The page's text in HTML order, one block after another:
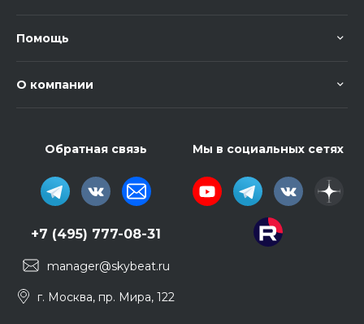
Помощь
О компании
Обратная связь
+7 (495) 777-08-31
manager@skybeat.ru
г. Москва, пр. Мира, 122
Мы в социальных сетях